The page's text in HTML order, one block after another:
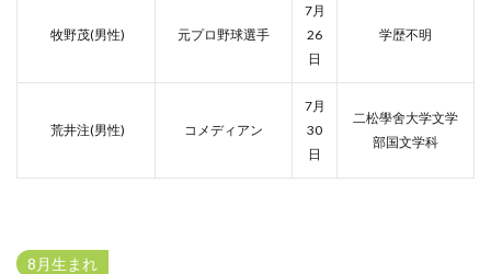
牧野茂(男性) 元プロ野球選手
7月
26
日
学歴不明
荒井注(男性) コメディアン
7月
30
日
二松學舍大学文学
部国文学科
8月生まれ